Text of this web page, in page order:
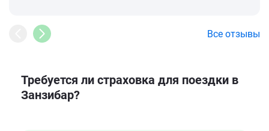
Все отзывы
Требуется ли страховка для поездки в
Занзибар?